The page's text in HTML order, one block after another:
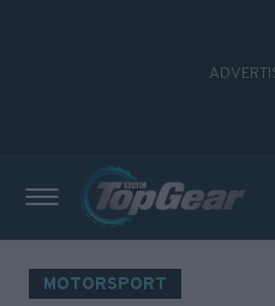
MOTORSPORT
Νέα
Δοκιμές